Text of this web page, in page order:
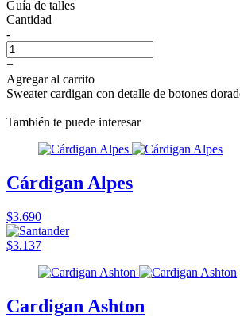
Guía de talles
Cantidad
-
+
Agregar al carrito
Sweater cardigan con detalle de botones
También te puede interesar
Cárdigan Alpes
$3.690
$3.137
Cardigan Ashton